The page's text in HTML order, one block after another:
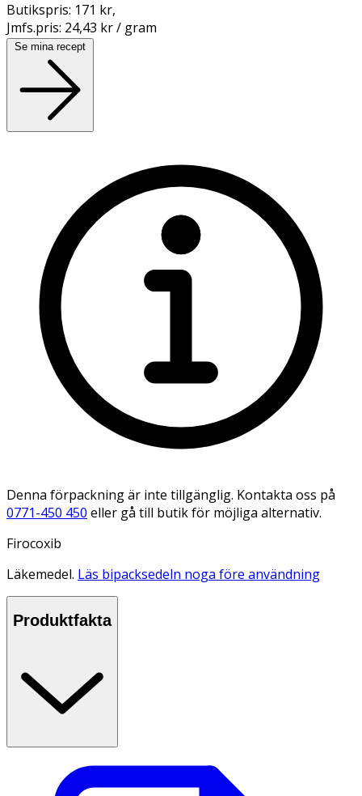
Butikspris: 171 kr,
Jmfs.pris: 24,43 kr / gram
Se mina recept
Denna förpackning är inte tillgänglig. Kontakta oss på
0771-450 450 eller gå till butik för möjliga alternativ.
Firocoxib
Läkemedel. Läs bipacksedeln noga före användning
Produktfakta